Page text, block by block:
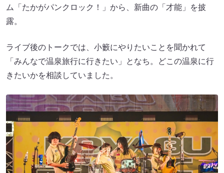
ム「たかがパンクロック！」から、新曲の「才能」を披
露。
ライブ後のトークでは、小籔にやりたいことを聞かれて
「みんなで温泉旅行に行きたい」となち。どこの温泉に行
きたいかを相談していました。